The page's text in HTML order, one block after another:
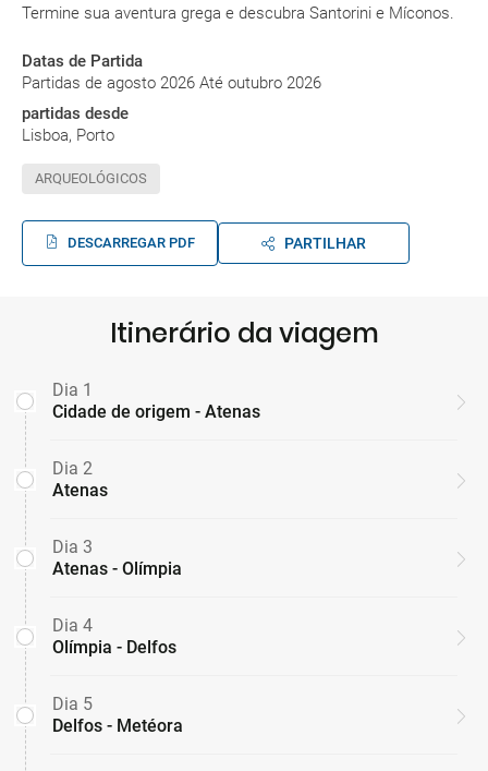
Termine sua aventura grega e descubra Santorini e Míconos.
Datas de Partida
Partidas de agosto 2026 Até outubro 2026
partidas desde
Lisboa, Porto
ARQUEOLÓGICOS
DESCARREGAR PDF PARTILHAR
Itinerário da viagem
Dia 1
Cidade de origem - Atenas
Dia 2
Atenas
Dia 3
Atenas - Olímpia
Dia 4
Olímpia - Delfos
Dia 5
Delfos - Metéora